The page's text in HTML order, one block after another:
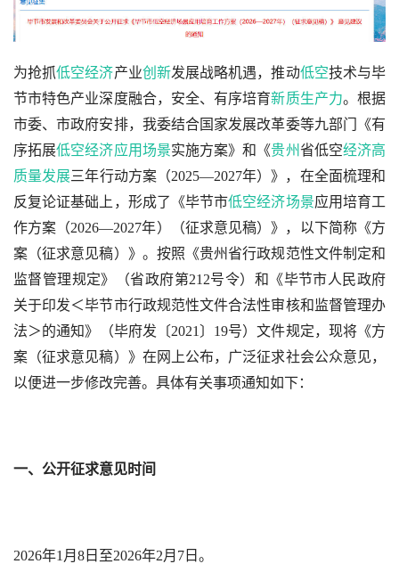
为抢抓低空经济产业创新发展战略机遇，推动低空技术与毕
节市特色产业深度融合，安全、有序培育新质生产力。根据
市委、市政府安排，我委结合国家发展改革委等九部门《有
序拓展低空经济应用场景实施方案》和《贵州省低空经济高
质量发展三年行动方案（2025—2027年）》，在全面梳理和
反复论证基础上，形成了《毕节市低空经济场景应用培育工
作方案（2026—2027年）（征求意见稿）》，以下简称《方
案（征求意见稿）》。按照《贵州省行政规范性文件制定和
监督管理规定》（省政府第212号令）和《毕节市人民政府
关于印发＜毕节市行政规范性文件合法性审核和监督管理办
法＞的通知》（毕府发〔2021〕19号）文件规定，现将《方
案（征求意见稿）》在网上公布，广泛征求社会公众意见，
以便进一步修改完善。具体有关事项通知如下：
一、公开征求意见时间
2026年1月8日至2026年2月7日。